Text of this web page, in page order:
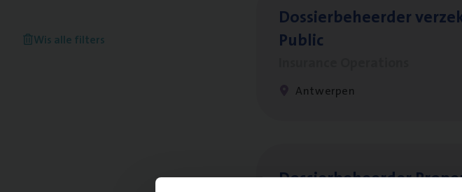
Wis alle filters
Dos­sier­be­heer­der
Public
Antwerpen
Dos­sier­be­heer­der